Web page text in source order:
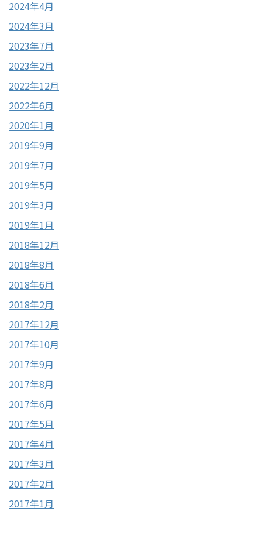
2024年4月
2024年3月
2023年7月
2023年2月
2022年12月
2022年6月
2020年1月
2019年9月
2019年7月
2019年5月
2019年3月
2019年1月
2018年12月
2018年8月
2018年6月
2018年2月
2017年12月
2017年10月
2017年9月
2017年8月
2017年6月
2017年5月
2017年4月
2017年3月
2017年2月
2017年1月